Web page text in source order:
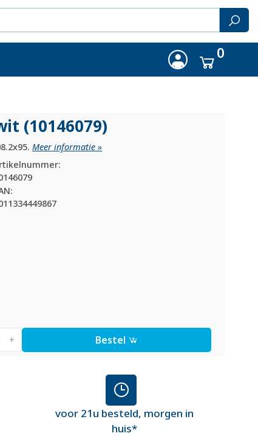
0
(10146079)
Meer informatie »
+ Bestel
voor 21u besteld, morgen in
huis*